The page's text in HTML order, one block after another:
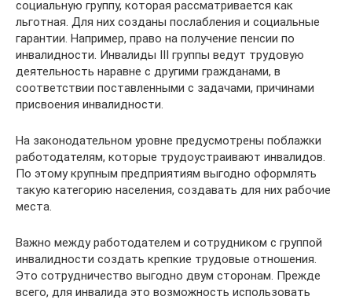
социальную группу, которая рассматривается как
льготная. Для них созданы послабления и социальные
гарантии. Например, право на получение пенсии по
инвалидности. Инвалиды III группы ведут трудовую
деятельность наравне с другими гражданами, в
соответствии поставленными с задачами, причинами
присвоения инвалидности.
На законодательном уровне предусмотрены поблажки
работодателям, которые трудоустраивают инвалидов.
По этому крупным предприятиям выгодно оформлять
такую категорию населения, создавать для них рабочие
места.
Важно между работодателем и сотрудником с группой
инвалидности создать крепкие трудовые отношения.
Это сотрудничество выгодно двум сторонам. Прежде
всего, для инвалида это возможность использовать